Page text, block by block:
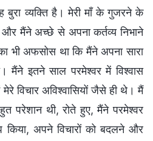
बुरा व्यक्ति है। मेरी माँ के गुजरने के
और मैंने अच्छे से अपना कर्तव्य निभाने
भी अफसोस था कि मैंने अपना सारा
मैंने इतने साल परमेश्वर में विश्वास
विचार अविश्वासियों जैसे ही थे। मैं
परेशान थी, रोते हुए, मैंने परमेश्वर
किया, अपने विचारों को बदलने और